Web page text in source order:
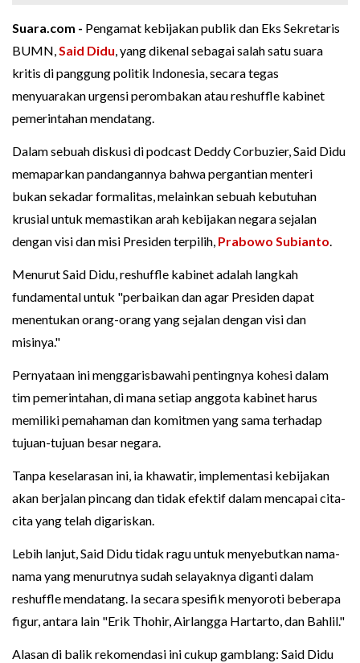
Suara.com - Pengamat kebijakan publik dan Eks Sekretaris
BUMN,Said Didu, yang dikenal sebagai salah satu suara
kritis di panggung politik Indonesia, secara tegas
menyuarakan urgensi perombakan atau reshuffle kabinet
pemerintahan mendatang.
Dalam sebuah diskusi di podcast Deddy Corbuzier, Said Didu
memaparkan pandangannya bahwa pergantian menteri
bukan sekadar formalitas, melainkan sebuah kebutuhan
krusial untuk memastikan arah kebijakan negara sejalan
dengan visi dan misi Presiden terpilih, Prabowo Subianto.
Menurut Said Didu, reshuffle kabinet adalah langkah
fundamental untuk "perbaikan dan agar Presiden dapat
menentukan orang-orang yang sejalan dengan visi dan
misinya."
Pernyataan ini menggarisbawahi pentingnya kohesi dalam
tim pemerintahan, di mana setiap anggota kabinet harus
memiliki pemahaman dan komitmen yang sama terhadap
tujuan-tujuan besar negara.
Tanpa keselarasan ini, ia khawatir, implementasi kebijakan
akan berjalan pincang dan tidak efektif dalam mencapai cita-
cita yang telah digariskan.
Lebih lanjut, Said Didu tidak ragu untuk menyebutkan nama-
nama yang menurutnya sudah selayaknya diganti dalam
reshuffle mendatang. Ia secara spesifik menyoroti beberapa
figur, antara lain "Erik Thohir, Airlangga Hartarto, dan Bahlil."
Alasan di balik rekomendasi ini cukup gamblang: Said Didu